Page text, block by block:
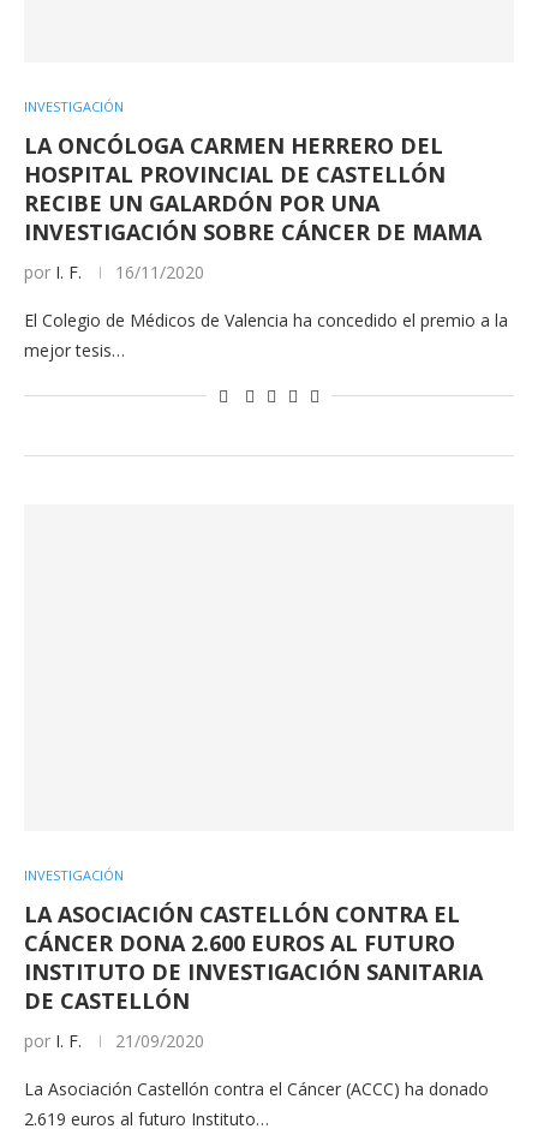
INVESTIGACIÓN
LA ONCÓLOGA CARMEN HERRERO DEL
HOSPITAL PROVINCIAL DE CASTELLÓN
RECIBE UN GALARDÓN POR UNA
INVESTIGACIÓN SOBRE CÁNCER DE MAMA
por I. F. 16/11/2020
El Colegio de Médicos de Valencia ha concedido el premio a la
mejor tesis…
INVESTIGACIÓN
LA ASOCIACIÓN CASTELLÓN CONTRA EL
CÁNCER DONA 2.600 EUROS AL FUTURO
INSTITUTO DE INVESTIGACIÓN SANITARIA
DE CASTELLÓN
por I. F. 21/09/2020
La Asociación Castellón contra el Cáncer (ACCC) ha donado
2.619 euros al futuro Instituto…